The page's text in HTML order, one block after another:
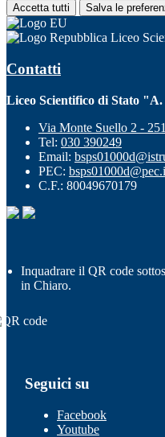
Accetta tutti Salva le
Liceo
Contatti
Liceo Scientifico di Stato
Via Monte Suello 2 -
Tel: 030 390249
Email:
PEC:
C.F.: 80049670179
Inquadrare il QR code
in Chiaro.
Seguici su
Facebook
Youtube